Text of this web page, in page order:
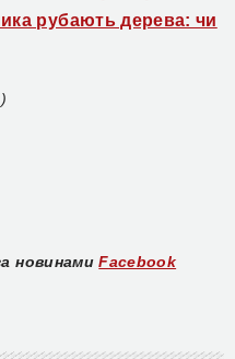
рубають дерева: чи
новинами Facebook